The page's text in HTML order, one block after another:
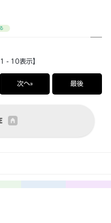
- 10表示】
次へ» 最後